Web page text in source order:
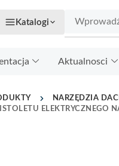
Katalogi
Aktualnosci
NARZĘDZIA
ELEKTRYCZNEGO